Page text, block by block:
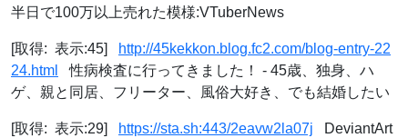
半日で100万以上売れた模様:VTuberNews
[取得: 表示:45]
http://45kekkon.blog.fc2.com/blog-entry-22
24.html
性病検査に行ってきました！ - 45歳、独身、ハ
ゲ、親と同居、フリーター、風俗大好き、でも結婚したい
[取得: 表示:29] https://sta.sh:443/2eavw2la07j DeviantArt